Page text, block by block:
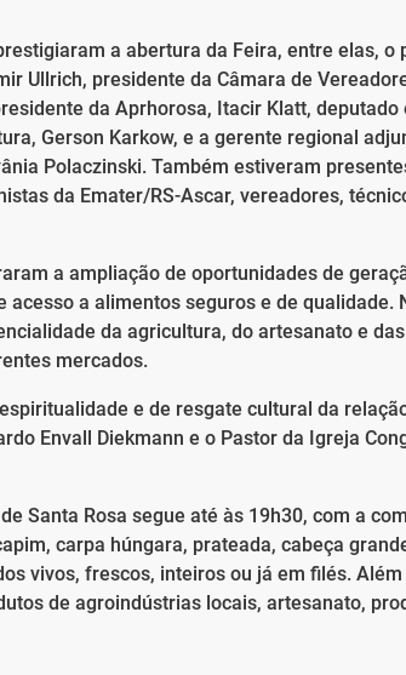
a abertura da Feira, entre elas,
Ullrich, presidente da Câmara de
da Aprhorosa, Itacir Klatt,
Gerson Karkow, e a gerente regional
Polaczinski. Também estiveram
da Emater/RS-Ascar, vereadores,
a ampliação de oportunidades de
acesso a alimentos seguros e de qualidade.
da agricultura, do artesanato e
mercados.
e de resgate cultural da
Envall Diekmann e o Pastor da Igreja
Santa Rosa segue até às 19h30, com a
carpa húngara, prateada, cabeça
vivos, frescos, inteiros ou já em filés.
de agroindústrias locais, artesanato,